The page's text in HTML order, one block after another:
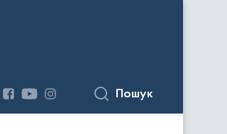
Пошук